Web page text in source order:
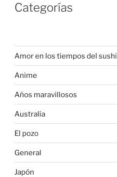
Categorías
Amor en los tiempos del sushi
Anime
Años maravillosos
Australia
El pozo
General
Japón